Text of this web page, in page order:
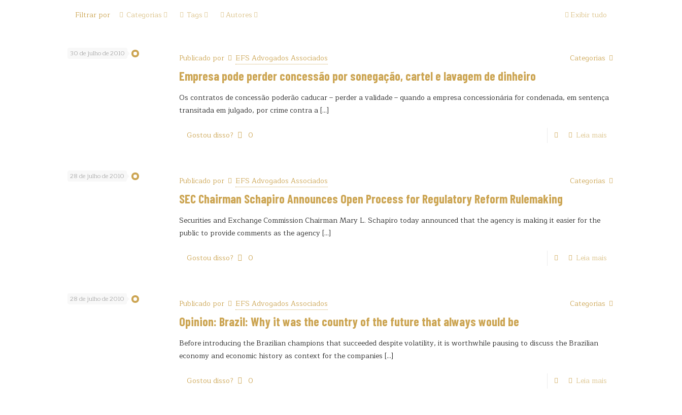
Filtrar por Categorias Tags Autores Exibir tudo
30 de julho de 2010 Publicado por EFS Advogados Associados Categorias
Empresa pode perder concessão por sonegação, cartel e lavagem de dinheiro
Os contratos de concessão poderão caducar – perder a validade – quando a empresa concessionária for condenada, em sentença
transitada em julgado, por crime contra a[…]
Gostou disso? 0 Leia mais
28 de julho de 2010 Publicado por EFS Advogados Associados Categorias
SEC Chairman Schapiro Announces Open Process for Regulatory Reform Rulemaking
Securities and Exchange Commission Chairman Mary L. Schapiro today announced that the agency is making it easier for the
public to provide comments as the agency[…]
Gostou disso? 0 Leia mais
28 de julho de 2010 Publicado por EFS Advogados Associados Categorias
Opinion: Brazil: Why it was the country of the future that always would be
Before introducing the Brazilian champions that succeeded despite volatility, it is worthwhile pausing to discuss the Brazilian
economy and economic history as context for the companies […]
Gostou disso? 0 Leia mais